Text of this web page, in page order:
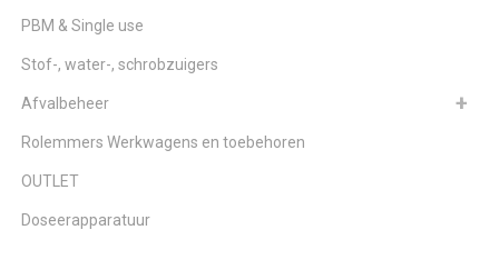
PBM & Single use
Stof-, water-, schrobzuigers
Afvalbeheer
Rolemmers Werkwagens en toebehoren
OUTLET
Doseerapparatuur